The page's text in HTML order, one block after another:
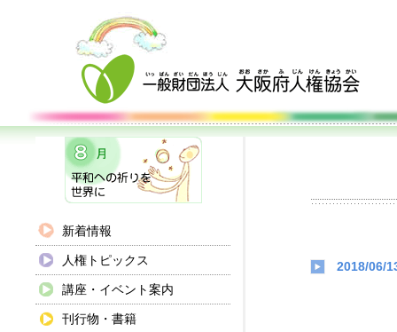
新着情報
人権トピックス
講座・イベント案内
刊行物・書籍
2018/06/